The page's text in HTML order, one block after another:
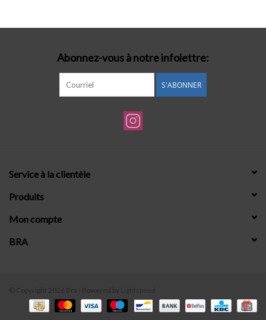
Abonnez-vous à notre infolettre:
S'ABONNER
Service à la clientèle
Produits
Mon compte
BRA
© Copyright 2026 Bra - Powered by